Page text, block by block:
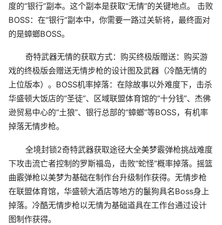
度的“银行”副本。这个副本是获取“无情”的关键地点。 击败
BOSS：在“银行”副本中，你需要一路过关斩将，最终面对
的是蟑螂BOSS。
奇特武器无情的获取方式：购买终极版赠送：购买游
戏的终极版会赠送无情步枪的设计图及武器（冷酷无情的
上位版本）。BOSS机率掉落：在除故事以外难度下，击杀
华盛顿大饭店的“圣徒”、区域联盟体育馆的“十分钱”、杰佛
逊贸易中心的“土狼”、银行总部的“蟑螂”等BOSS，有机率
掉落无情步枪。
全境封锁2奇特武器获取途径大全美梦霰弹枪挑战难度
下攻击流亡者控制的罗斯福岛，击败“蛇怪”概率掉落。摇篮
曲霰弹枪以美梦为基础在制作台升级制作获得。无情步枪
在联盟体育馆，华盛顿大酒店等地方的鬣狗具名Boss身上
掉落。冷酷无情步枪以无情为基础道具在工作台通过设计
图制作获得。